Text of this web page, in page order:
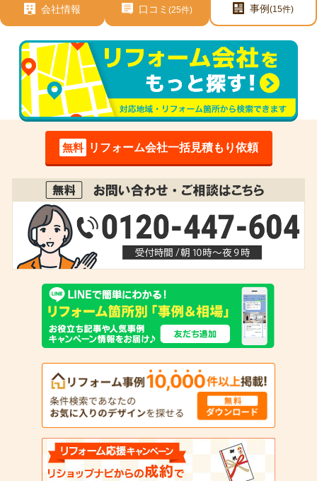
会社情報 口コミ (25件) 事例 (15件)
無料 リフォーム会社一括見積もり依頼